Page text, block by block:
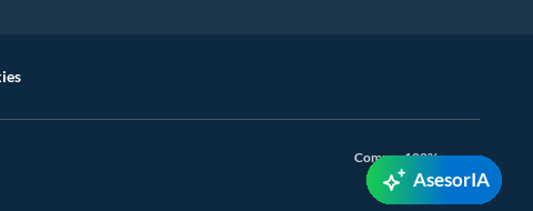
Compra 100% segura
AsesorIA